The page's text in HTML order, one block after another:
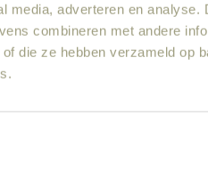
media, adverteren en analyse.
combineren met andere
die ze hebben verzameld op